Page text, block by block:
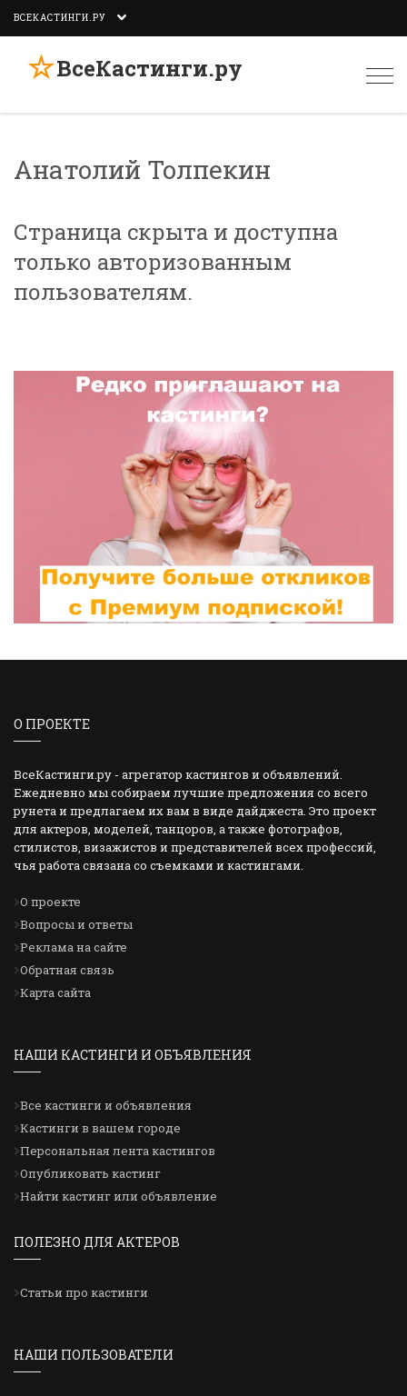
ВСЕКАСТИНГИ.РУ
☆ВсеКастинги.ру
Анатолий Толпекин
Страница скрыта и доступна
только авторизованным
пользователям.
О ПРОЕКТЕ
ВсеКастинги.ру - агрегатор кастингов и объявлений.
Ежедневно мы собираем лучшие предложения со всего
рунета и предлагаем их вам в виде дайджеста. Это проект
для актеров, моделей, танцоров, а также фотографов,
стилистов, визажистов и представителей всех профессий,
чья работа связана со съемками и кастингами.
О проекте
Вопросы и ответы
Реклама на сайте
Обратная связь
Карта сайта
НАШИ КАСТИНГИ И ОБЪЯВЛЕНИЯ
Все кастинги и объявления
Кастинги в вашем городе
Персональная лента кастингов
Опубликовать кастинг
Найти кастинг или объявление
ПОЛЕЗНО ДЛЯ АКТЕРОВ
Статьи про кастинги
НАШИ ПОЛЬЗОВАТЕЛИ